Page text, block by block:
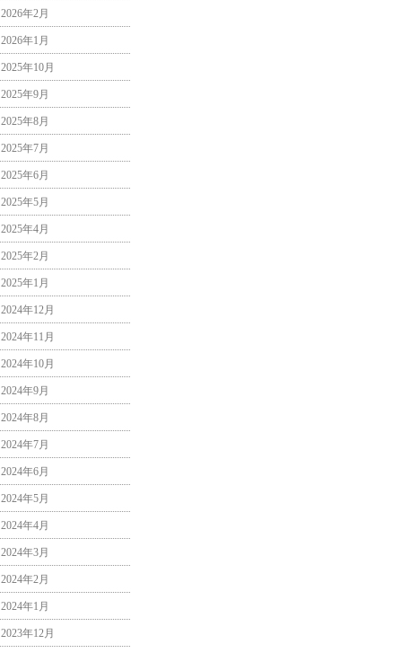
2026年2月
2026年1月
2025年10月
2025年9月
2025年8月
2025年7月
2025年6月
2025年5月
2025年4月
2025年2月
2025年1月
2024年12月
2024年11月
2024年10月
2024年9月
2024年8月
2024年7月
2024年6月
2024年5月
2024年4月
2024年3月
2024年2月
2024年1月
2023年12月